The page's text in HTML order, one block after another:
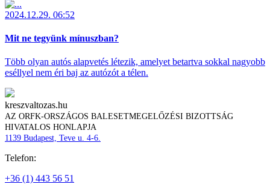
2024.12.29. 06:52
Mit ne tegyünk mínuszban?
Több olyan autós alapvetés létezik, amelyet betartva sokkal nagyobb
eséllyel nem éri baj az autózót a télen.
kreszvaltozas.hu
AZ ORFK-ORSZÁGOS BALESETMEGELŐZÉSI BIZOTTSÁG
HIVATALOS HONLAPJA
1139 Budapest, Teve u. 4-6.
Telefon:
+36 (1) 443 56 51